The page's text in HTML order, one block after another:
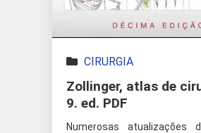
CIRURGIA
Zollinger, atlas de
9. ed. PDF
Numerosas atualizações